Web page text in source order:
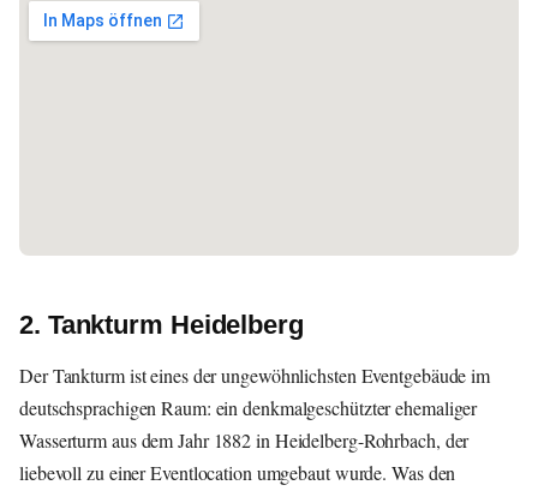
2. Tankturm Heidelberg
Der Tankturm ist eines der ungewöhnlichsten Eventgebäude im
deutschsprachigen Raum: ein denkmalgeschützter ehemaliger
Wasserturm aus dem Jahr 1882 in Heidelberg-Rohrbach, der
liebevoll zu einer Eventlocation umgebaut wurde. Was den